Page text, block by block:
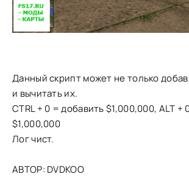
Данный скрипт может не только
и вычитать их.
CTRL + 0 = добавить $1,000,000, ALT +
$1,000,000
Лог чист.
АВТОР: DVDKOO